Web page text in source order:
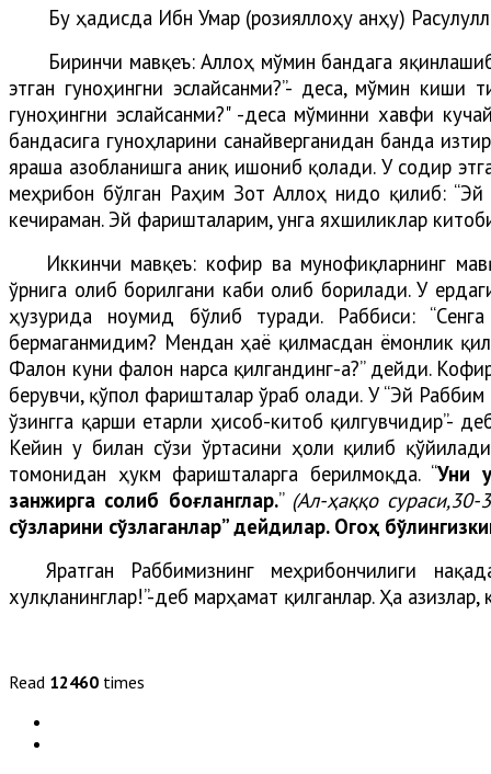
Бу ҳадисда Ибн Умар (розияллоҳу анҳу)
Биринчи мавқеъ: Аллоҳ мўмин бандага
этган гуноҳингни эслайсанми?”- деса, мўмин
гуноҳингни эслайсанми?" -деса мўминни хавфи
бандасига гуноҳларини санайверганидан банда
яраша азобланишга аниқ ишониб қолади. У содир
меҳрибон бўлган Раҳим Зот Аллоҳ нидо қилиб: “Эй
кечираман. Эй фаришталарим, унга яхшиликлар
Иккинчи мавқеъ: кофир ва мунофиқларнинг
ўрнига олиб борилгани каби олиб борилади. У
ҳузурида ноумид бўлиб туради. Раббиси:
бермаганмидим? Мендан ҳаё қилмасдан ёмонлик
Фалон куни фалон нарса қилгандинг-а?” дейди.
берувчи, қўпол фаришталар ўраб олади. У “Эй
ўзингга қарши етарли ҳисоб-китоб қилгувчидир”-
Кейин у билан сўзи ўртасини ҳоли қилиб
томонидан ҳукм фаришталарга берилмоқда. “Уни
занжирга солиб боғланглар.” (Ал-ҳаққо сураси,30-
сўзларини сўзлаганлар” дейдилар. Огоҳ
Яратган Раббимизнинг меҳрибончилиги
хулқланинглар!”-деб марҳамат қилганлар. Ҳа
Read 12460 times